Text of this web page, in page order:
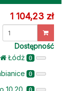
1 104,23 zł
Dostępność
Łódż 0
0